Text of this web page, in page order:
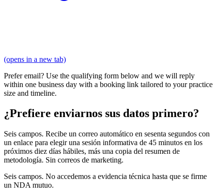
(opens in a new tab)
Prefer email? Use the qualifying form below and we will reply
within one business day with a booking link tailored to your practice
size and timeline.
¿Prefiere enviarnos sus datos primero?
Seis campos. Recibe un correo automático en sesenta segundos con
un enlace para elegir una sesión informativa de 45 minutos en los
próximos diez días hábiles, más una copia del resumen de
metodología. Sin correos de marketing.
Seis campos. No accedemos a evidencia técnica hasta que se firme
un NDA mutuo.